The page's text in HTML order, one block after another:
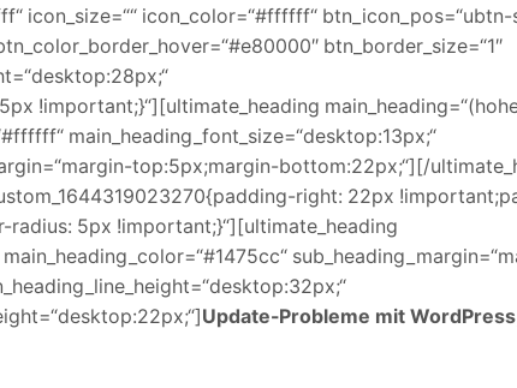
icon_size=““ icon_color=“#ffffff“
btn_border_size=“1″
!important;}“][ultimate_heading
main_heading_font_size=“desktop:13px;“
top:5px;margin-bottom:22px;“][/
right: 22px
5px !important;}“][ultimate_heading
main_heading_color=“#1475cc“
Update-Probleme mit